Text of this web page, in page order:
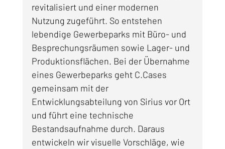
revitalisiert und einer modernen
Nutzung zugeführt. So entstehen
lebendige Gewerbeparks mit Büro- und
Besprechungsräumen sowie Lager- und
Produktionsflächen. Bei der Übernahme
eines Gewerbeparks geht C.Cases
gemeinsam mit der
Entwicklungsabteilung von Sirius vor Ort
und führt eine technische
Bestandsaufnahme durch. Daraus
entwickeln wir visuelle Vorschläge, wie